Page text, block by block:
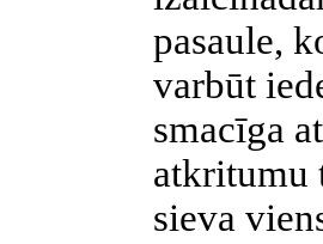
pasaule,
varbūt
smacīga
atkritumu
sieva